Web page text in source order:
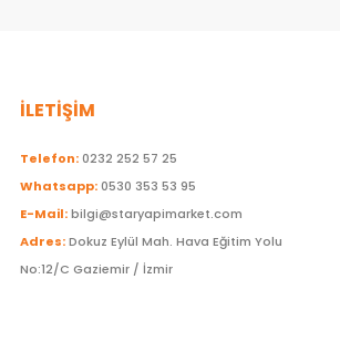
İLETİŞİM
Telefon:0232 252 57 25
Whatsapp:0530 353 53 95
E-Mail:bilgi@staryapimarket.com
Adres:Dokuz Eylül Mah. Hava Eğitim Yolu
No:12/C Gaziemir / İzmir